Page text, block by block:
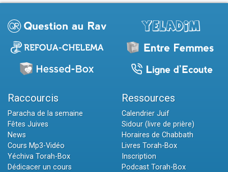
Raccourcis
Paracha de la semaine
Fêtes Juives
News
Cours Mp3-Vidéo
Yéchiva Torah-Box
Dédicacer un cours
Ressources
Calendrier Juif
Sidour (livre de prière)
Horaires de Chabbath
Livres Torah-Box
Inscription
Podcast Torah-Box